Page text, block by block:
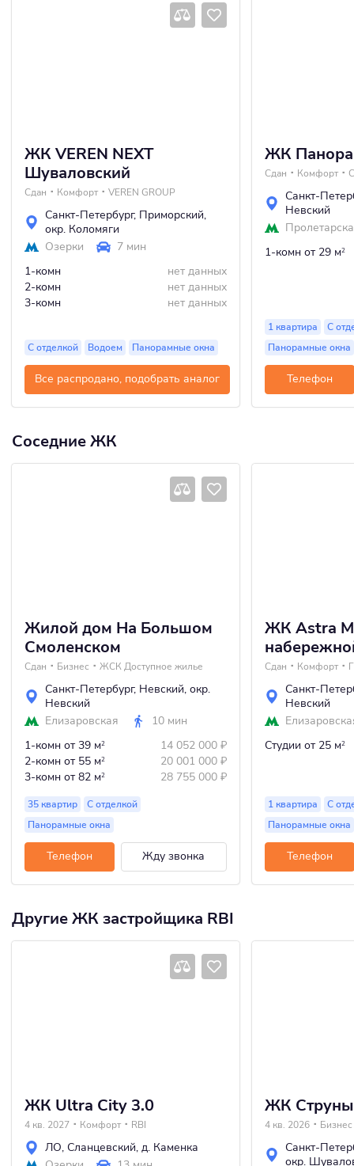
ЖК VEREN NEXT
Шуваловский
Сдан Комфорт VEREN GROUP
Санкт-Петербург, Приморский,
окр. Коломяги
Озерки
7 мин
1-комн
нет данных
2-комн
нет данных
3-комн
нет данных
С отделкой Водоем Панорамные окна
Все распродано, подобрать аналог
ЖК
Сдан Комфорт
Санкт-
Невский
1-комн от 29 м2
1 квартира
С
Панорамные окна
Телефон
Соседние ЖК
Жилой дом На Большом
Смоленском
Сдан Бизнес ЖСК Доступное жилье
Санкт-Петербург, Невский, окр.
Невский
Елизаровская
10 мин
1-комн от 39 м2 14 052 000 ₽
2-комн от 55 м2 20 001 000 ₽
3-комн от 82 м2 28 755 000 ₽
35 квартир
С отделкой
Панорамные окна
Телефон Жду звонка
ЖК Astra
Сдан Комфорт
Санкт-
Невский
Студии от 25 м2
1 квартира
С
Панорамные окна
Телефон
Другие ЖК застройщика RBI
ЖК Ultra City 3.0
4 кв. 2027 Комфорт RBI
ЛО, Сланцевский, д. Каменка
ЖК Струны
4 кв. 2026 Бизнес
Санкт-
окр.